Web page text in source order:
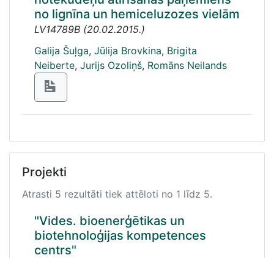
no lignīna un hemiceluzozes vielām
LV14789B (20.02.2015.)
Galija Šuļga, Jūlija Brovkina, Brigita
Neiberte, Jurijs Ozoliņš, Romāns Neilands
Projekti
Atrasti 5 rezultāti tiek attēloti no 1 līdz 5.
"Vides. bioenerģētikas un
biotehnoloģijas kompetences
centrs"